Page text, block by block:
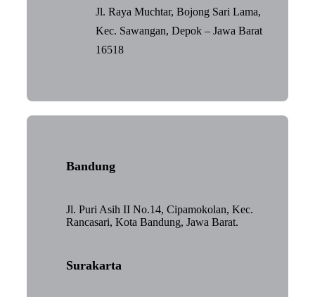
Jl. Raya Muchtar, Bojong Sari Lama,
Kec. Sawangan, Depok – Jawa Barat
16518
Bandung
Jl. Puri Asih II No.14, Cipamokolan, Kec.
Rancasari, Kota Bandung, Jawa Barat.
Surakarta